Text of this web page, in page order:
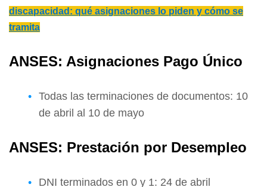
discapacidad: qué asignaciones lo piden y cómo se
tramita
ANSES: Asignaciones Pago Único
Todas las terminaciones de documentos: 10
de abril al 10 de mayo
ANSES: Prestación por Desempleo
DNI terminados en 0 y 1: 24 de abril